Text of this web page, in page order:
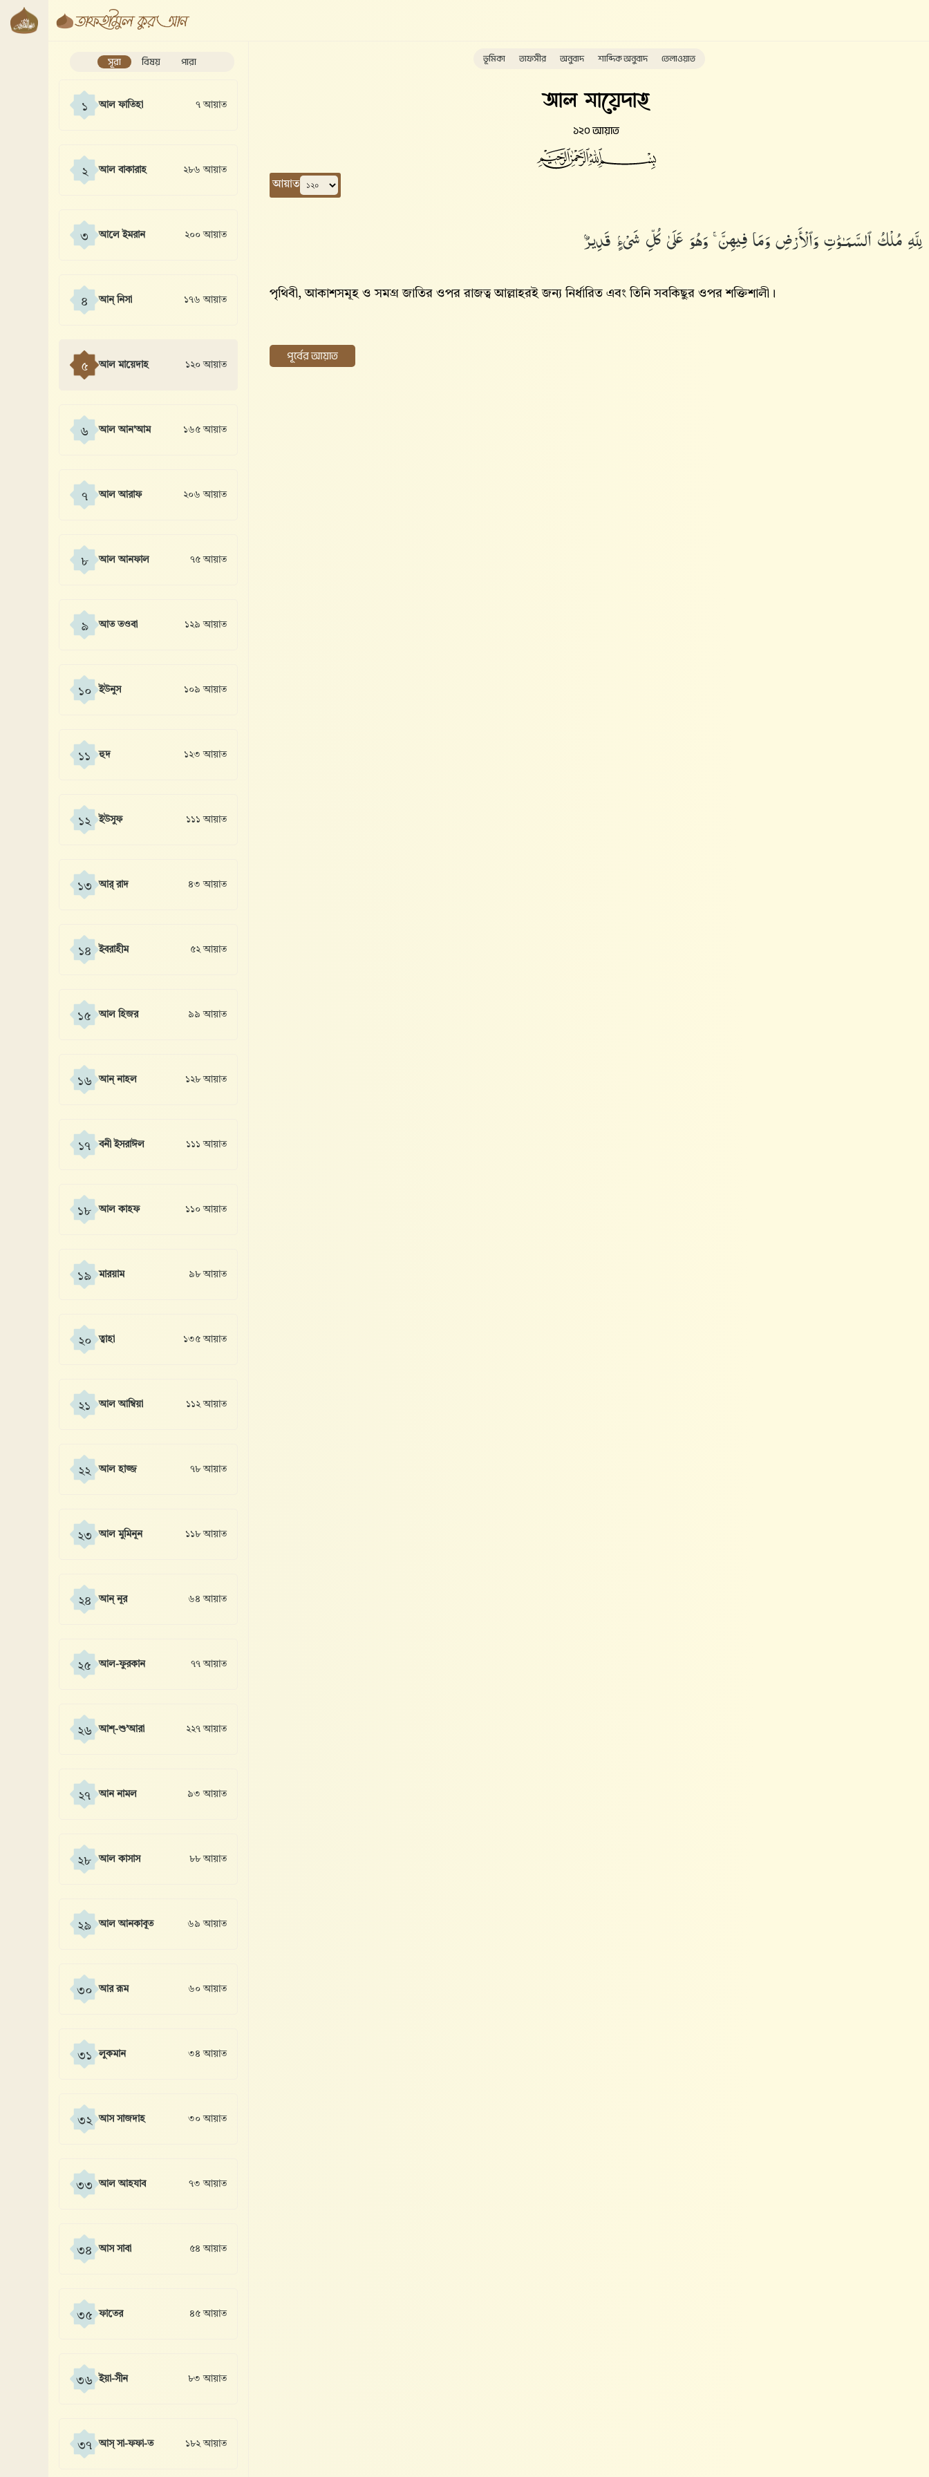
সূরা বিষয় পারা
১ আল ফাতিহা ৭ আয়াত
২ আল বাকারাহ ২৮৬ আয়াত
৩ আলে ইমরান ২০০ আয়াত
৪ আন্ নিসা ১৭৬ আয়াত
৫ আল মায়েদাহ ১২০ আয়াত
৬ আল আন'আম ১৬৫ আয়াত
৭ আল আরাফ ২০৬ আয়াত
৮ আল আনফাল ৭৫ আয়াত
৯ আত তওবা ১২৯ আয়াত
১০ ইউনুস ১০৯ আয়াত
১১ হুদ ১২৩ আয়াত
১২ ইউসুফ ১১১ আয়াত
১৩ আর্ রাদ ৪৩ আয়াত
১৪ ইবরাহীম ৫২ আয়াত
১৫ আল হিজর ৯৯ আয়াত
১৬ আন্ নাহল ১২৮ আয়াত
১৭ বনী ইসরাঈল ১১১ আয়াত
১৮ আল কাহফ ১১০ আয়াত
১৯ মারয়াম ৯৮ আয়াত
২০ ত্বাহা ১৩৫ আয়াত
২১ আল আম্বিয়া ১১২ আয়াত
২২ আল হাজ্জ ৭৮ আয়াত
২৩ আল মুমিনূন ১১৮ আয়াত
২৪ আন্ নূর ৬৪ আয়াত
২৫ আল-ফুরকান ৭৭ আয়াত
২৬ আশ্-শু’আরা ২২৭ আয়াত
২৭ আন নামল ৯৩ আয়াত
২৮ আল কাসাস ৮৮ আয়াত
২৯ আল আনকাবূত ৬৯ আয়াত
৩০ আর রূম ৬০ আয়াত
৩১ লুকমান ৩৪ আয়াত
৩২ আস সাজদাহ ৩০ আয়াত
৩৩ আল আহযাব ৭৩ আয়াত
৩৪ আস সাবা ৫৪ আয়াত
৩৫ ফাতের ৪৫ আয়াত
৩৬ ইয়া-সীন ৮৩ আয়াত
৩৭ আস্ সা-ফফা-ত ১৮২ আয়াত
ভূমিকা তাফসীর অনুবাদ শাব্দিক অনুবাদ তেলাওয়াত
আল মায়েদাহ
১২০ আয়াত
আয়াত
لِلَّهِ مُلْكُ ٱلسَّمَـٰوَٰتِ وَٱلْأَرْضِ وَمَا فِيهِنَّ ۚ وَهُوَ عَلَىٰ كُلِّ شَىْءٍۢ قَدِيرٌۢ
পৃথিবী, আকাশসমূহ ও সমগ্র জাতির ওপর রাজত্ব আল্লাহরই জন্য নির্ধারিত এবং তিনি সবকিছুর ওপর শক্তিশালী।
পূর্বের আয়াত